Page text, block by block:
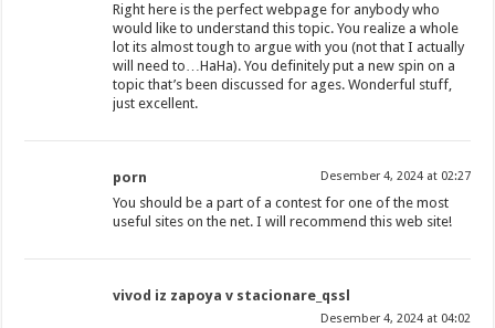
Right here is the perfect webpage for anybody who
would like to understand this topic. You realize a whole
lot its almost tough to argue with you (not that I actually
will need to…HaHa). You definitely put a new spin on a
topic that’s been discussed for ages. Wonderful stuff,
just excellent.
porn Desember 4, 2024 at 02:27
You should be a part of a contest for one of the most
useful sites on the net. I will recommend this web site!
vivod iz zapoya v stacionare_qssl
Desember 4, 2024 at 04:02